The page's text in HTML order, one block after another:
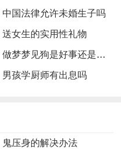
中国法律允许未婚生子吗
送女生的实用性礼物
做梦梦见狗是好事还是坏事
男孩学厨师有出息吗
鬼压身的解决办法